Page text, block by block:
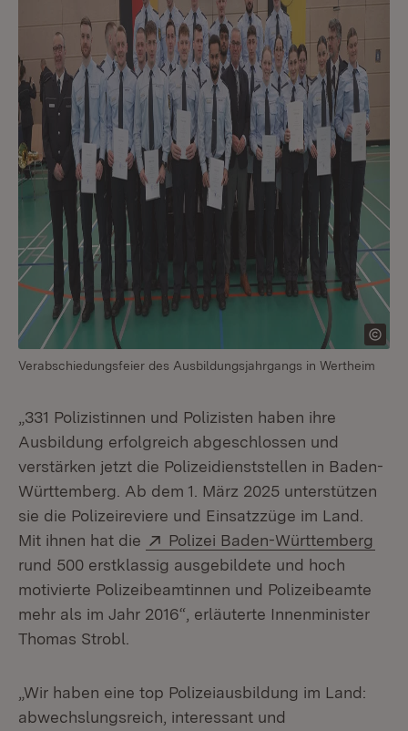
Verabschiedungsfeier des Ausbildungsjahrgangs in Wertheim
„331 Polizistinnen und Polizisten haben ihre
Ausbildung erfolgreich abgeschlossen und
verstärken jetzt die Polizeidienststellen in Baden-
Württemberg. Ab dem 1. März 2025 unterstützen
sie die Polizeireviere und Einsatzzüge im Land.
Mit ihnen hat die
Extern:
Polizei Baden-Württemberg
rund 500 erstklassig ausgebildete und hoch
motivierte Polizeibeamtinnen und Polizeibeamte
mehr als im Jahr 2016“, erläuterte Innenminister
Thomas Strobl.
„Wir haben eine top Polizeiausbildung im Land:
abwechslungsreich, interessant und